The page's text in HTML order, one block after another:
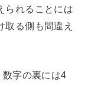
られることには
取る側も間違え
字の裏には4